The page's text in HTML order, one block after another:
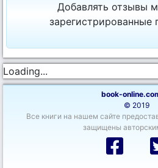
Добавлять отзывы
зарегистрированные
Loading...
book-
© 2019
Все книги на нашем сайте
защищены